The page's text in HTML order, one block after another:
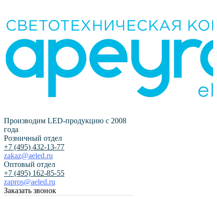
Производим LED-продукцию с 2008
года
Розничный отдел
+7 (495) 432-13-77
zakaz@aeled.ru
Оптовый отдел
+7 (495) 162-85-55
zapros@aeled.ru
Заказать звонок